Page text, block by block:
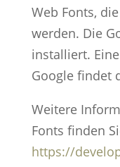
Web Fonts,
werden. Die
installiert.
Google findet
Weitere
Fonts finden
https://